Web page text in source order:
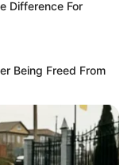
Difference For
Being Freed From